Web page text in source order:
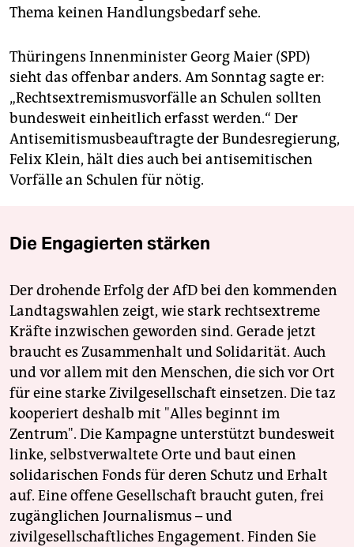
Thema keinen Handlungsbedarf sehe.
Thüringens Innenminister Georg Maier (SPD)
sieht das offenbar anders. Am Sonntag sagte er:
„Rechtsextremismusvorfälle an Schulen sollten
bundesweit einheitlich erfasst werden.“ Der
Antisemitismusbeauftragte der Bundesregierung,
Felix Klein, hält dies auch bei antisemitischen
Vorfälle an Schulen für nötig.
Die Engagierten stärken
Der drohende Erfolg der AfD bei den kommenden
Landtagswahlen zeigt, wie stark rechtsextreme
Kräfte inzwischen geworden sind. Gerade jetzt
braucht es Zusammenhalt und Solidarität. Auch
und vor allem mit den Menschen, die sich vor Ort
für eine starke Zivilgesellschaft einsetzen. Die taz
kooperiert deshalb mit "Alles beginnt im
Zentrum". Die Kampagne unterstützt bundesweit
linke, selbstverwaltete Orte und baut einen
solidarischen Fonds für deren Schutz und Erhalt
auf. Eine offene Gesellschaft braucht guten, frei
zugänglichen Journalismus – und
zivilgesellschaftliches Engagement. Finden Sie